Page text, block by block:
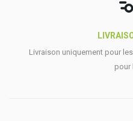
Livraison uniquement pour
pour